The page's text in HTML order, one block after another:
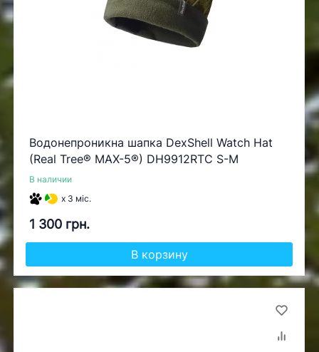
Водонепроникна шапка DexShell Watch Hat
(Real Tree® MAX-5®) DH9912RTC S-M
В наличии
x 3 міс.
1 300 грн.
В корзину